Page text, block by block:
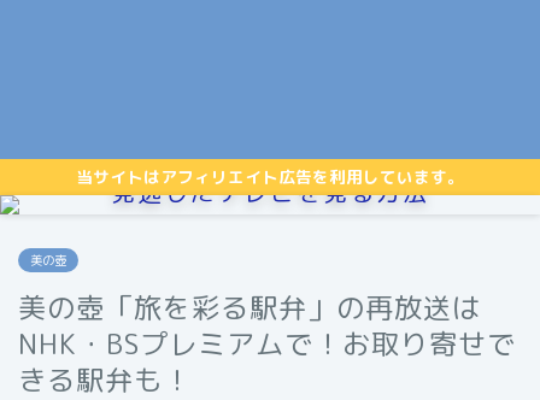
当サイトはアフィリエイト広告を利用しています。
見逃したテレビを見る方法
美の壺
美の壺「旅を彩る駅弁」の再放送は
NHK・BSプレミアムで！お取り寄せで
きる駅弁も！